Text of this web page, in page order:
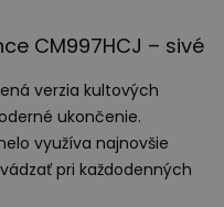
CM997HCJ – sivé
verzia kultových
ukončenie.
využíva najnovšie
pri každodenných